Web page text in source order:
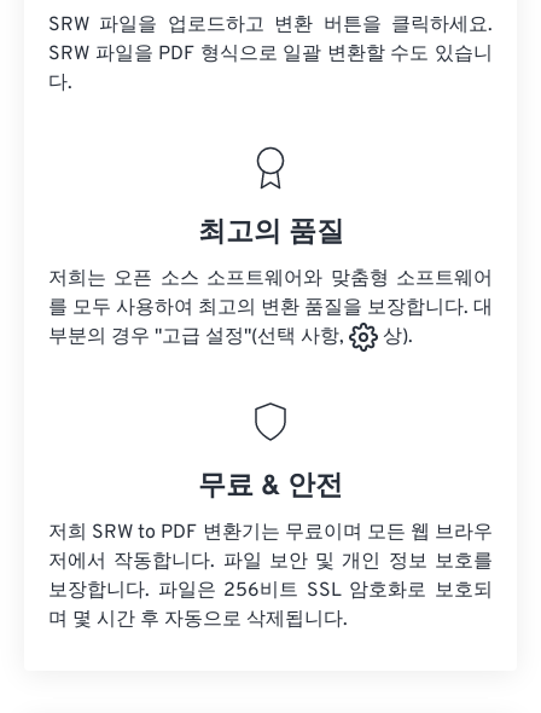
SRW 파일을 업로드하고 변환 버튼을 클릭하세요.
SRW 파일을 PDF 형식으로 일괄 변환할 수도 있습니
다.
최고의 품질
저희는 오픈 소스 소프트웨어와 맞춤형 소프트웨어
를 모두 사용하여 최고의 변환 품질을 보장합니다. 대
부분의 경우 "고급 설정"(선택 사항,
상).
무료 & 안전
저희 SRW to PDF 변환기는 무료이며 모든 웹 브라우
저에서 작동합니다. 파일 보안 및 개인 정보 보호를
보장합니다. 파일은 256비트 SSL 암호화로 보호되
며 몇 시간 후 자동으로 삭제됩니다.